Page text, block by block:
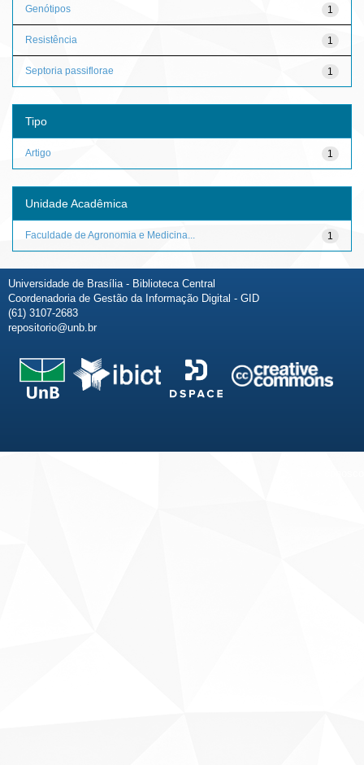
1
Genótipos
1
Resistência
1
Septoria passiflorae
Tipo
1
Artigo
Unidade Acadêmica
1
Faculdade de Agronomia e Medicina...
Universidade de Brasília - Biblioteca Central
Coordenadoria de Gestão da Informação Digital - GID
(61) 3107-2683
repositorio@unb.br